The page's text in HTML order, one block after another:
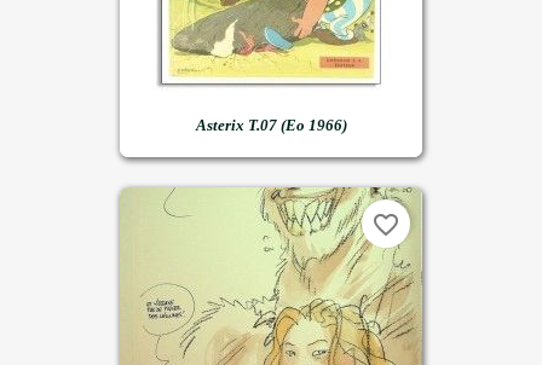
Asterix T.07 (Eo 1966)
favorite_border